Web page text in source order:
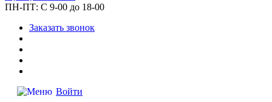
ПН-ПТ: С 9-00 до 18-00
Заказать звонок
Войти